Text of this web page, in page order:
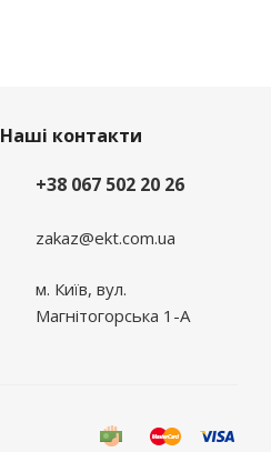
Наші контакти
+38 067 502 20 26
zakaz@ekt.com.ua
м. Київ, вул.
Магнітогорська 1-А